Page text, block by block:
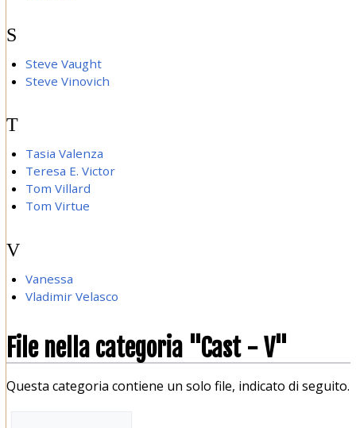
S
Steve Vaught
Steve Vinovich
T
Tasia Valenza
Teresa E. Victor
Tom Villard
Tom Virtue
V
Vanessa
Vladimir Velasco
File nella categoria "Cast - V"
Questa categoria contiene un solo file, indicato di seguito.